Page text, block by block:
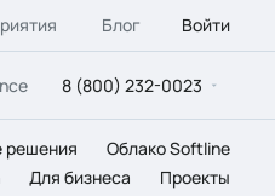
Блог Войти
8 (800) 232-0023
решения
Облако Softline
Для бизнеса Проекты